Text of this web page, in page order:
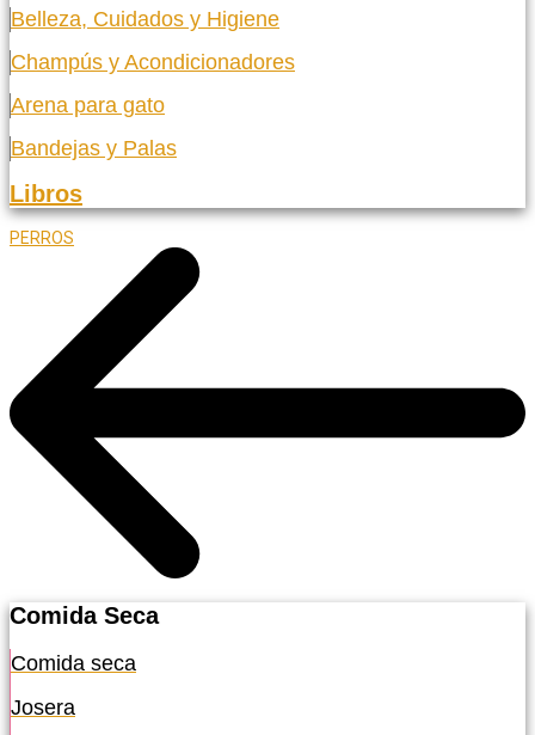
Belleza, Cuidados y Higiene
Champús y Acondicionadores
Arena para gato
Bandejas y Palas
Libros
PERROS
Comida Seca
Comida seca
Josera